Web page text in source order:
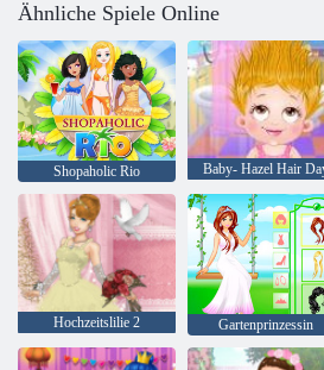
Ähnliche Spiele Online
Shopaholic Rio Baby- Hazel Hair
Hochzeitslilie 2 Gartenprinzessin